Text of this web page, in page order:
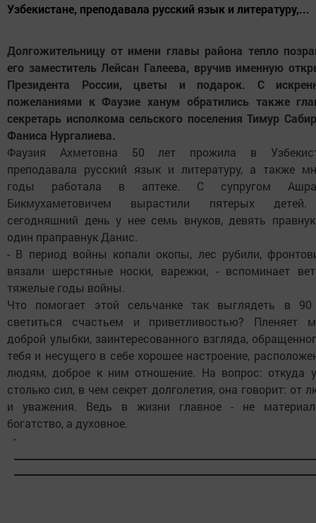
Узбекистане, преподавала русский язык и литературу,...
Долгожительницу от имени главы района тепло
его заместитель Лейсан Галеева, вручив именную
Президента России, цветы и подарок. С
пожеланиями к Фаузие ханум обратились также
секретарь исполкома сельского поселения Тимур
Фаниса Нургалиева.
Фаузия Ахметовна 50 лет прожила в
преподавала русский язык и литературу, а также
годы работала в аптеке. С супругом
Бикмухаметовичем вырастили пятерых
сегодняшний день у нее семь внуков, девять
один праправнук Данис.
- В период войны копали окопы, лес рубили,
вязали шерстяные носки, варежки, - вспоминает
тяжелые годы войны.
Что помогает этой сельчанке так выглядеть в 90
светиться счастьем и приветливостью? Пленяет
доброй улыбки, заинтересованного взгляда,
тебя и несущего в себе хорошее настроение,
людям, доброе к ним отношение. На вопрос: откуда
столько сил, в чем секрет долголетия, она говорит: от
и уважения. Ведь в жизни главное - не
богатство, а духовное.